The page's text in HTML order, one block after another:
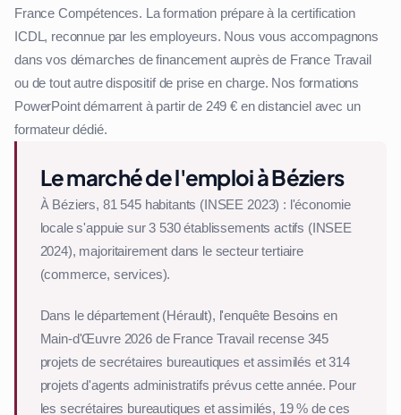
France Compétences. La formation prépare à la certification
ICDL, reconnue par les employeurs. Nous vous accompagnons
dans vos démarches de financement auprès de France Travail
ou de tout autre dispositif de prise en charge. Nos formations
PowerPoint démarrent à partir de 249 € en distanciel avec un
formateur dédié.
Le marché de l'emploi à Béziers
À Béziers, 81 545 habitants (INSEE 2023) : l'économie
locale s'appuie sur 3 530 établissements actifs (INSEE
2024), majoritairement dans le secteur tertiaire
(commerce, services).
Dans le département (Hérault), l'enquête Besoins en
Main-d'Œuvre 2026 de France Travail recense 345
projets de secrétaires bureautiques et assimilés et 314
projets d'agents administratifs prévus cette année. Pour
les secrétaires bureautiques et assimilés, 19 % de ces